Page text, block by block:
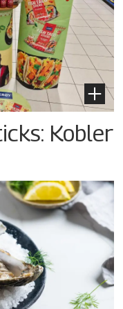
Kobler